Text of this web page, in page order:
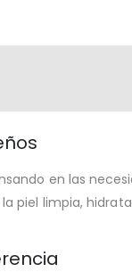
en las
piel limpia,